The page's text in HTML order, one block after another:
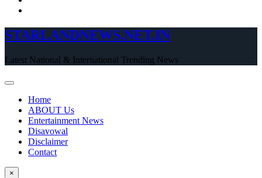
STARLANDNEWS.NET.IN
Latest National & International Trending News
Home
ABOUT Us
Entertainment News
Disavowal
Disclaimer
Contact
×